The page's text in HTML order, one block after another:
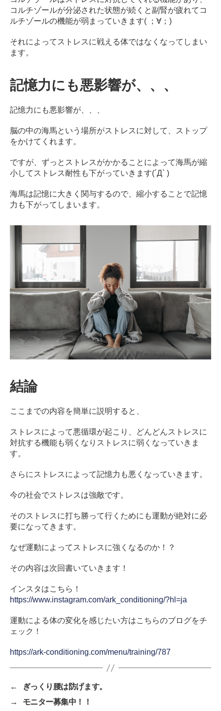
コルチゾールが分泌された状態が続くと副腎が疲れてコ
ルチゾールの機能が弱まっていきます( ；∀；)
それによってストレスに戦える体ではなくなってしまい
ます。
記憶力にも悪影響が、、、
記憶力にも悪影響が、、、
脳の中の海馬という場所がストレスに対して、ストップ
をかけてくれます。
ですが、ずっとストレスがかかることによって海馬が縮
小してストレス耐性も下がっていきます(´Д` )
海馬は記憶に大きく関与するので、縮小することで記憶
力も下がってしまいます。
結論
ここまでの内容を簡単に説明すると、
ストレスによって悪循環が起こり、どんどんストレスに
対抗する機能も弱くなりストレスに弱くなっていきま
す。
さらにストレスによって記憶力も悪くなっていきます。
今の社会でストレスは強敵です。
そのストレスに打ち勝って行くためにも運動が絶対に必
要になってきます。
なぜ運動によってストレスに強くなるのか！？
その内容は次回書いていきます！
インスタはこちら！
https://www.instagram.com/ark_conditioning/?hl=ja
運動による体の変化を感じたい方はこちらのブログをチ
ェック！
https://ark-conditioning.com/menu/training/787
←
ぎっくり腰は防げます。
→
モニター募集中！！